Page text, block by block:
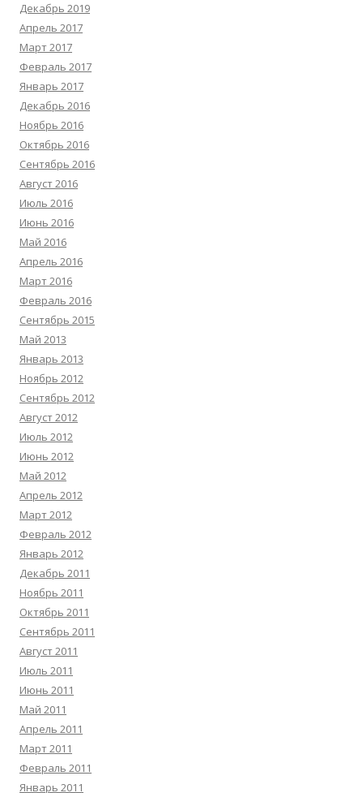
Декабрь 2019
Апрель 2017
Март 2017
Февраль 2017
Январь 2017
Декабрь 2016
Ноябрь 2016
Октябрь 2016
Сентябрь 2016
Август 2016
Июль 2016
Июнь 2016
Май 2016
Апрель 2016
Март 2016
Февраль 2016
Сентябрь 2015
Май 2013
Январь 2013
Ноябрь 2012
Сентябрь 2012
Август 2012
Июль 2012
Июнь 2012
Май 2012
Апрель 2012
Март 2012
Февраль 2012
Январь 2012
Декабрь 2011
Ноябрь 2011
Октябрь 2011
Сентябрь 2011
Август 2011
Июль 2011
Июнь 2011
Май 2011
Апрель 2011
Март 2011
Февраль 2011
Январь 2011